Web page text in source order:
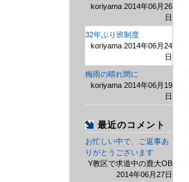
koriyama 2014年06月26
日
32年ぶり班制度
koriyama 2014年06月24
日
梅雨の晴れ間に
koriyama 2014年06月19
日
最近のコメント
お忙しい中で、ご返事あ
りがとうございます
Y教区で求道中の鹿大OB
2014年06月27日